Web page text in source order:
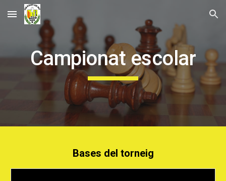
Skip to main content Skip to navigation
Campionat escolar
Bases del torneig